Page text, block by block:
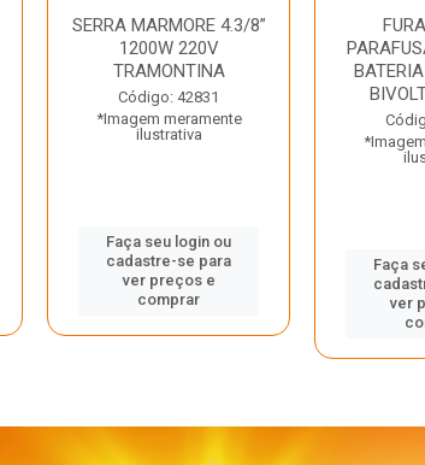
SERRA MARMORE 4.3/8”
1200W 220V
TRAMONTINA
Código: 42831
*Imagem meramente
ilustrativa
Faça seu login ou
cadastre-se para
ver preços e
comprar
Faça
ver